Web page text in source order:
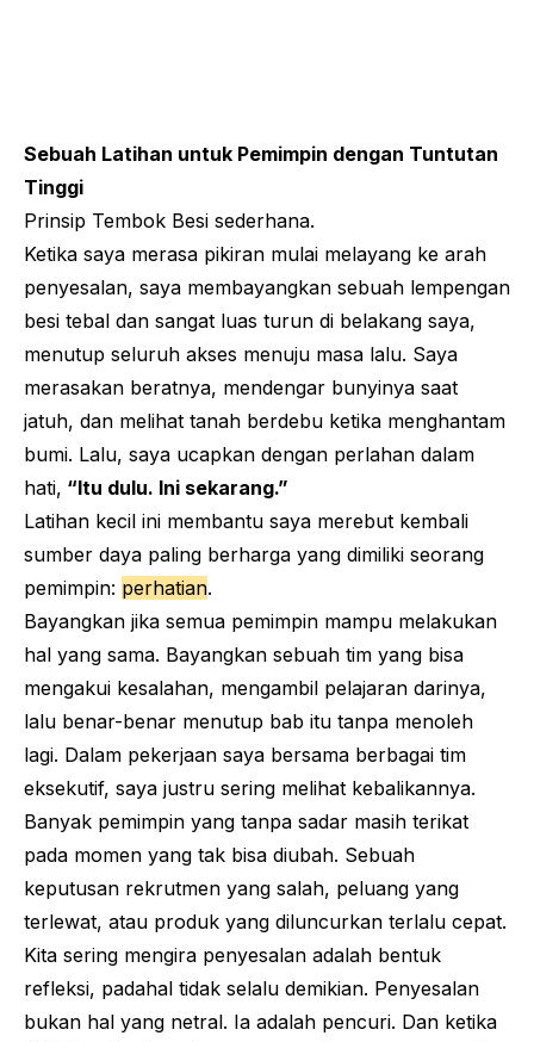
Sebuah Latihan untuk Pemimpin dengan Tuntutan
Tinggi
Prinsip Tembok Besi sederhana.
Ketika saya merasa pikiran mulai melayang ke arah
penyesalan, saya membayangkan sebuah lempengan
besi tebal dan sangat luas turun di belakang saya,
menutup seluruh akses menuju masa lalu. Saya
merasakan beratnya, mendengar bunyinya saat
jatuh, dan melihat tanah berdebu ketika menghantam
bumi. Lalu, saya ucapkan dengan perlahan dalam
hati, “Itu dulu. Ini sekarang.”
Latihan kecil ini membantu saya merebut kembali
sumber daya paling berharga yang dimiliki seorang
pemimpin: perhatian.
Bayangkan jika semua pemimpin mampu melakukan
hal yang sama. Bayangkan sebuah tim yang bisa
mengakui kesalahan, mengambil pelajaran darinya,
lalu benar-benar menutup bab itu tanpa menoleh
lagi. Dalam pekerjaan saya bersama berbagai tim
eksekutif, saya justru sering melihat kebalikannya.
Banyak pemimpin yang tanpa sadar masih terikat
pada momen yang tak bisa diubah. Sebuah
keputusan rekrutmen yang salah, peluang yang
terlewat, atau produk yang diluncurkan terlalu cepat.
Kita sering mengira penyesalan adalah bentuk
refleksi, padahal tidak selalu demikian. Penyesalan
bukan hal yang netral. Ia adalah pencuri. Dan ketika